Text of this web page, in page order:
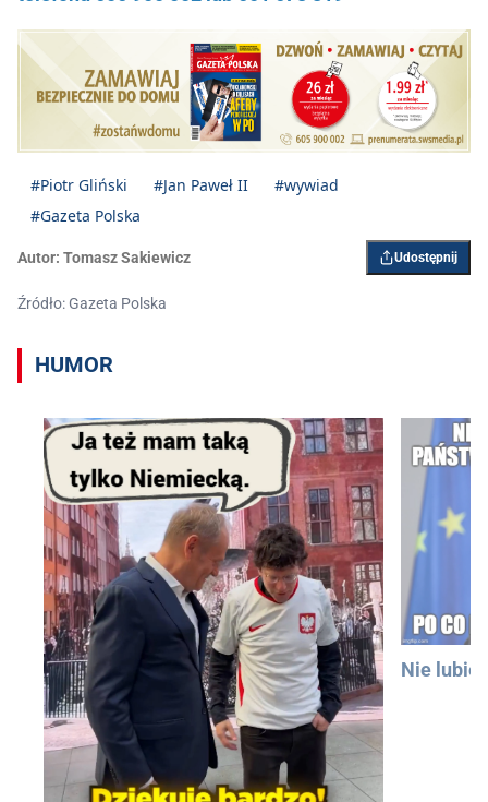
#Piotr Gliński #Jan Paweł II
#wywiad
#Gazeta Polska
Autor: Tomasz Sakiewicz Udostępnij
Źródło: Gazeta Polska
HUMOR
Nie lubię